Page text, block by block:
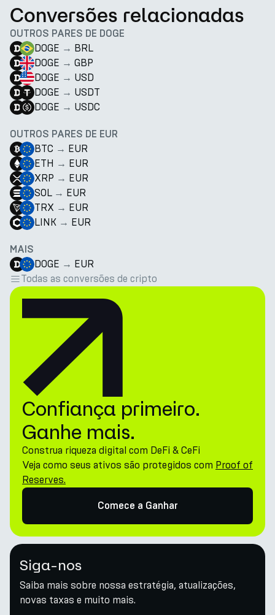
Conversões relacionadas
OUTROS PARES DE DOGE
DOGE → BRL
DOGE → GBP
DOGE → USD
DOGE → USDT
DOGE → USDC
OUTROS PARES DE EUR
BTC → EUR
ETH → EUR
XRP → EUR
SOL → EUR
TRX → EUR
LINK → EUR
MAIS
DOGE → EUR
Todas as conversões de cripto
Confiança primeiro.
Ganhe mais.
Construa riqueza digital com DeFi & CeFi
Veja como seus ativos são protegidos com Proof of
Reserves.
Comece a Ganhar
Siga-nos
Saiba mais sobre nossa estratégia, atualizações,
novas taxas e muito mais.